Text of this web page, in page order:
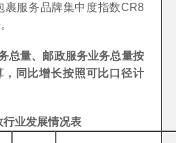
服务品牌集中度指数CR8
总量、邮政服务业务总量按
同比增长按照可比口径计
行业发展情况表